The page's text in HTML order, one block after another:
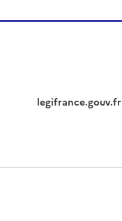
legifrance.gouv.fr